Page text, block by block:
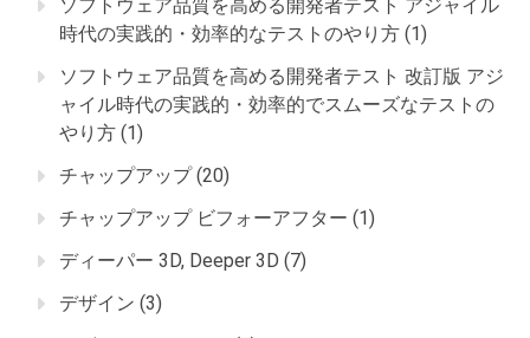
ソフトウェア品質を高める開発者テスト アジャイル
時代の実践的・効率的なテストのやり方 (1)
ソフトウェア品質を高める開発者テスト 改訂版 アジ
ャイル時代の実践的・効率的でスムーズなテストの
やり方 (1)
チャップアップ(20)
チャップアップ ビフォーアフター (1)
ディーパー 3D, Deeper 3D (7)
デザイン (3)